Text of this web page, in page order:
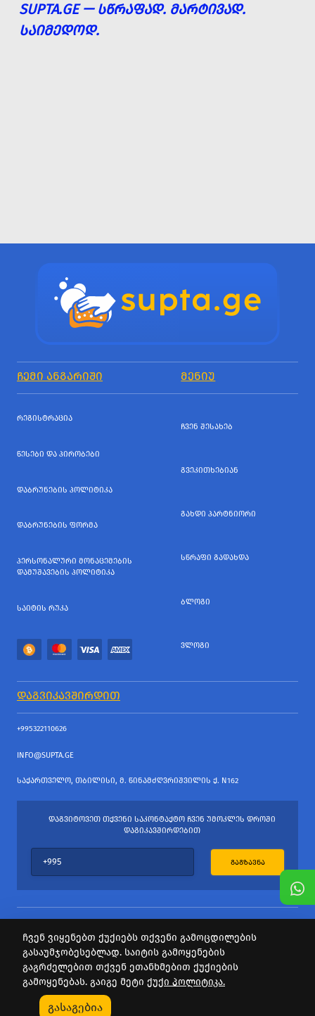
SUPTA.GE — ᲡᲬᲠᲐᲤᲐᲓ. ᲛᲐᲠᲢᲘᲕᲐᲓ.
ᲡᲐᲘᲛᲔᲓᲝᲓ.
ᲩᲔᲛᲘ ᲐᲜᲒᲐᲠᲘᲨᲘ ᲛᲔᲜᲘᲣ
ᲠᲔᲒᲘᲡᲢᲠᲐᲪᲘᲐ
ᲬᲔᲡᲔᲑᲘ ᲓᲐ ᲞᲘᲠᲝᲑᲔᲑᲘ
ᲓᲐᲑᲠᲣᲜᲔᲑᲘᲡ ᲞᲝᲚᲘᲢᲘᲙᲐ
ᲓᲐᲑᲠᲣᲜᲔᲑᲘᲡ ᲤᲝᲠᲛᲐ
ᲞᲔᲠᲡᲝᲜᲐᲚᲣᲠᲘ ᲛᲝᲜᲐᲪᲔᲛᲔᲑᲘᲡ
ᲓᲐᲛᲣᲨᲐᲕᲔᲑᲘᲡ ᲞᲝᲚᲘᲢᲘᲙᲐ
ᲡᲐᲘᲢᲘᲡ ᲠᲣᲙᲐ
ᲩᲕᲔᲜ ᲨᲔᲡᲐᲮᲔᲑ
ᲒᲕᲔᲙᲘᲗᲮᲔᲑᲘᲐᲜ
ᲒᲐᲮᲓᲘ ᲞᲐᲠᲢᲜᲘᲝᲠᲘ
ᲡᲬᲠᲐᲤᲘ ᲒᲐᲓᲐᲮᲓᲐ
ᲑᲚᲝᲒᲘ
ᲕᲚᲝᲒᲘ
ᲓᲐᲒᲕᲘᲙᲐᲕᲨᲘᲠᲓᲘᲗ
+995322110626
INFO@SUPTA.GE
ᲡᲐᲥᲐᲠᲗᲕᲔᲚᲝ, ᲗᲑᲘᲚᲘᲡᲘ, Მ. ᲬᲘᲜᲐᲛᲫᲦᲕᲠᲘᲨᲕᲘᲚᲘᲡ Ქ. N162
ᲓᲐᲒᲕᲘᲢᲝᲕᲔᲗ ᲗᲥᲕᲔᲜᲘ ᲡᲐᲙᲝᲜᲢᲐᲥᲢᲝ ᲩᲕᲔᲜ ᲣᲛᲝᲙᲚᲔᲡ ᲓᲠᲝᲨᲘ
ᲓᲐᲒᲘᲙᲐᲕᲨᲘᲠᲓᲔᲑᲘᲗ
ᲒᲐᲒᲖᲐᲕᲜᲐ
ყველა უფლება დაცულია
საიტის პროვაიდერი Webdoors.ge
ჩვენ ვიყენებთ ქუქიებს თქვენი გამოცდილების
გასაუმჯობესებლად. საიტის გამოყენების
გაგრძელებით თქვენ ეთანხმებით ქუქიების
გამოყენებას. გაიგე მეტი ქუქი პოლიტიკა.
გასაგებია